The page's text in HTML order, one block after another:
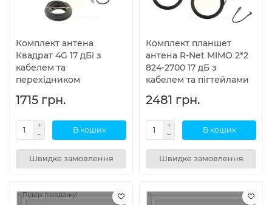
Комплект антена
Квадрат 4G 17 дБі з
кабелем та
перехідником
1715 грн.
В кошик
Швидке замовлення
Комплект планшет
антена R-Net MIMO 2*2
824-2700 17 дБ з
кабелем та пігтейлами
2481 грн.
В кошик
Швидке замовлення
Лідер продажу!